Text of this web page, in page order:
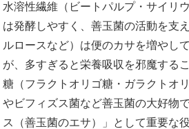
水溶性繊維（ビートパルプ・サイリ
は発酵しやすく、善玉菌の活動を支
ルロースなど）は便のカサを増やし
が、多すぎると栄養吸収を邪魔する
糖（フラクトオリゴ糖・ガラクトオ
やビフィズス菌など善玉菌の大好物
ス（善玉菌のエサ）」として重要な